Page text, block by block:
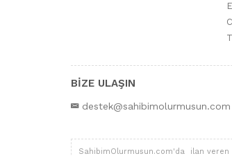
BİZE ULAŞIN
destek@sahibimolurmusun.com
SahibimOlurmusun.com'da ilan veren